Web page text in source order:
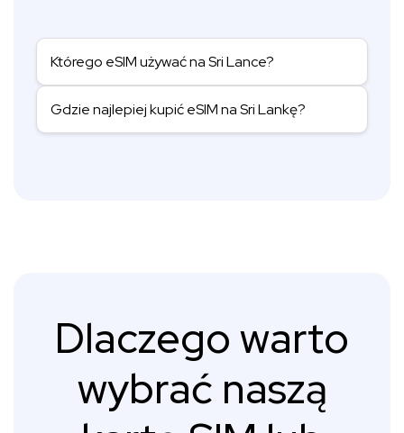
Którego eSIM używać na Sri Lance?
Gdzie najlepiej kupić eSIM na Sri Lankę?
Dlaczego warto
wybrać naszą